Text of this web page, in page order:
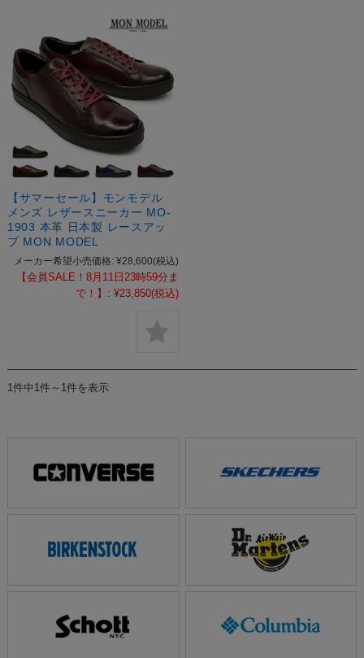
【サマーセール】モンモデル
メンズ レザースニーカー MO-
1903 本革 日本製 レースアッ
プ MON MODEL
メーカー希望小売価格: ¥28,600(税込)
【会員SALE！8月11日23時59分ま
で！】: ¥23,850(税込)
1件中1件～1件を表示